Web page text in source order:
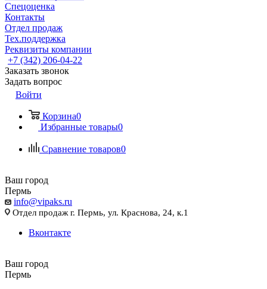
Спецоценка
Контакты
Отдел продаж
Тех.поддержка
Реквизиты компании
+7 (342) 206-04-22
Заказать звонок
Задать вопрос
Войти
Корзина0
Избранные товары0
Сравнение товаров0
Ваш город
Пермь
info@vipaks.ru
Отдел продаж г. Пермь, ул. Краснова, 24, к.1
Вконтакте
Ваш город
Пермь